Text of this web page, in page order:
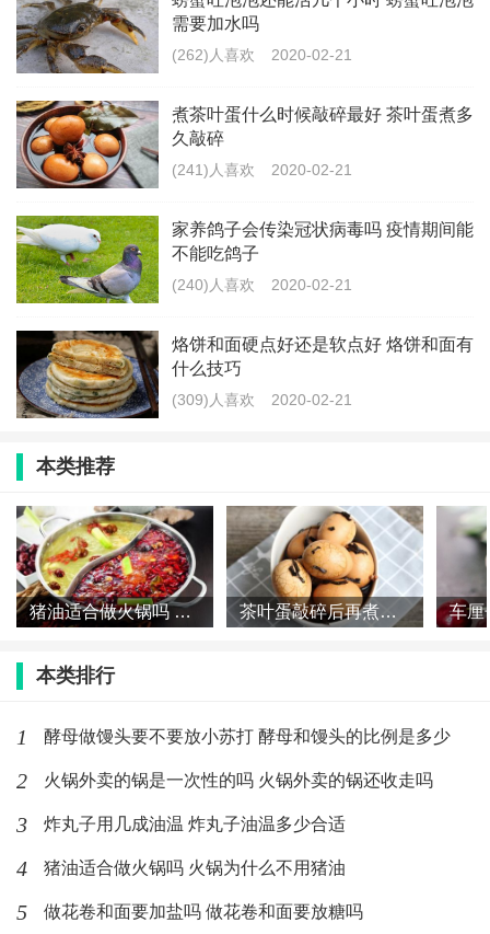
第二：操作
2.随后放鸡蛋
4.把红茶叶、香叶、八角、桂皮放进沸水；再放鸡粉、
老抽、盐调味。
5.再放入蛋（注意：轻敲几下，以便入味），小火慢煮
15分钟（让其入味）
1.加点盐，可以防止鸡蛋煮破裂
2.如果还用煮鸡蛋汤，需要清理底部的残渣哦
接放入茶叶哦。
4.喜欢辣的可以放入少许垃圾，看个人口味
5.浸泡时间长短，决定它的味道！
标签： 茶叶蛋
需要加水吗
(262)人喜欢 2020-02-21
煮茶叶蛋什么时候敲碎最好 茶叶蛋煮多
久敲碎
(241)人喜欢 2020-02-21
家养鸽子会传染冠状病毒吗 疫情期间能
不能吃鸽子
(240)人喜欢 2020-02-21
烙饼和面硬点好还是软点好 烙饼和面有
什么技巧
(309)人喜欢 2020-02-21
本类推荐
猪油适合做火锅吗 火锅为什么不用猪油 茶叶蛋敲碎后再煮几分钟 茶叶蛋敲碎之后再煮多久
本类排行
1 酵母做馒头要不要放小苏打 酵母和馒头的比例是多少
2 火锅外卖的锅是一次性的吗 火锅外卖的锅还收走吗
3 炸丸子用几成油温 炸丸子油温多少合适
4 猪油适合做火锅吗 火锅为什么不用猪油
5 做花卷和面要加盐吗 做花卷和面要放糖吗